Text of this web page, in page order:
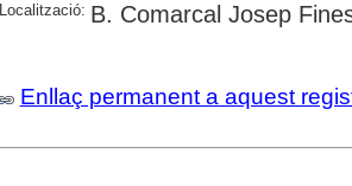
Localització: B. Comarcal Josep
Enllaç permanent a aquest